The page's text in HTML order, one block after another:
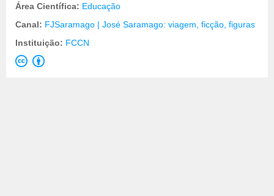
Área Científica: Educação
Canal: FJSaramago | José Saramago: viagem, ficção, figuras
Instituição: FCCN